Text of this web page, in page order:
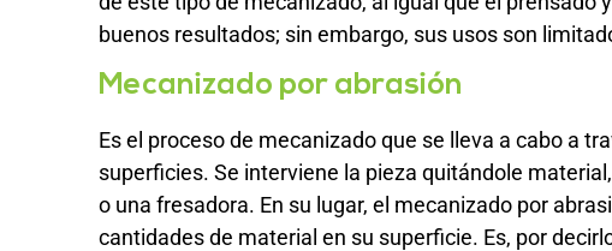
buenos resultados; sin embargo, sus usos son
Mecanizado por abrasión
Es el proceso de mecanizado que se lleva a cabo a
superficies. Se interviene la pieza quitándole
o una fresadora. En su lugar, el mecanizado por
cantidades de material en su superficie. Es, por